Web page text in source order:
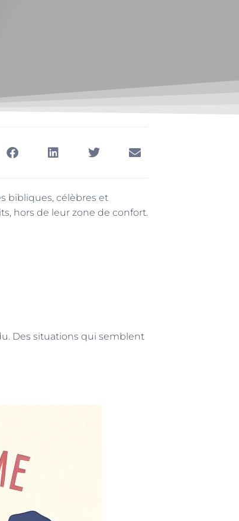
bibliques, célèbres et
hors de leur zone de confort.
Des situations qui semblent